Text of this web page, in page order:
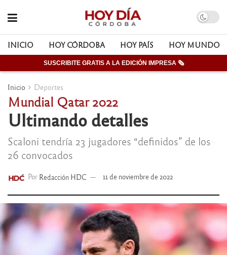
INICIO HOY CÓRDOBA HOY PAÍS HOY MUNDO
SUSCRIBITE GRATIS A LA EDICIÓN IMPRESA 🗞
Inicio Deportes
Mundial Qatar 2022
Ultimando detalles
Scaloni tendría 23 jugadores “definidos” de los
26 convocados
Por Redacción HDC 11 de noviembre de 2022